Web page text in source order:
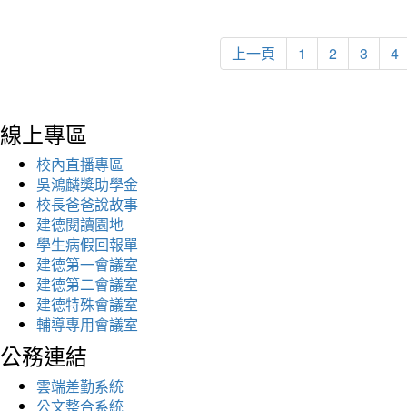
上一頁 1 2 3 4
線上專區
校內直播專區
吳鴻麟獎助學金
校長爸爸說故事
建德閱讀園地
學生病假回報單
建德第一會議室
建德第二會議室
建德特殊會議室
輔導專用會議室
公務連結
雲端差勤系統
公文整合系統